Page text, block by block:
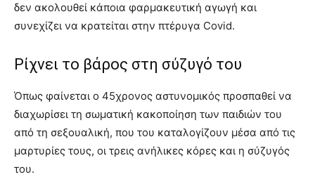
δεν ακολουθεί κάποια φαρμακευτική αγωγή και
συνεχίζει να κρατείται στην πτέρυγα Covid.
Ρίχνει το βάρος στη σύζυγό του
Όπως φαίνεται ο 45χρονος αστυνομικός προσπαθεί να
διαχωρίσει τη σωματική κακοποίηση των παιδιών του
από τη σεξουαλική, που του καταλογίζουν μέσα από τις
μαρτυρίες τους, οι τρεις ανήλικες κόρες και η σύζυγός
του.